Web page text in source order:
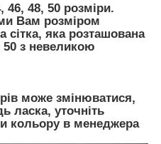
46, 48, 50 розміри.
Вам розміром
яка розташована
50 з невеликою
може змінюватися,
ласка, уточніть
кольору в менеджера